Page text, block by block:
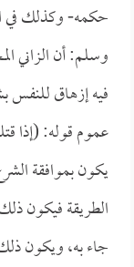
حكمه- وكذلك في
وسلم: أن الزاني
فيه إزهاق للنفس
عموم قوله: (إذا
يكون بموافقة
الطريقة فيكون
جاء به، ويكون